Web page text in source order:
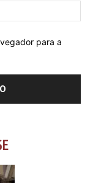
para a